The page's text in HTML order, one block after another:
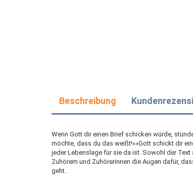
Beschreibung
Wenn Gott dir einen Brief schicken würde,
möchte, dass du das weißt!«»Gott schickt dir
jeder Lebenslage für sie da ist. Sowohl der
Zuhörern und Zuhörerinnen die Augen dafür,
geht.